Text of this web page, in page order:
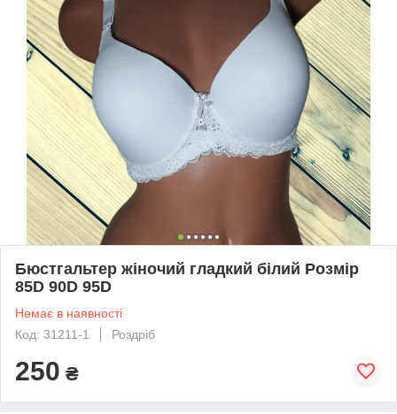
Бюстгальтер жіночий гладкий білий Розмір
85D 90D 95D
Немає в наявності
Код: 31211-1
Роздріб
250 ₴